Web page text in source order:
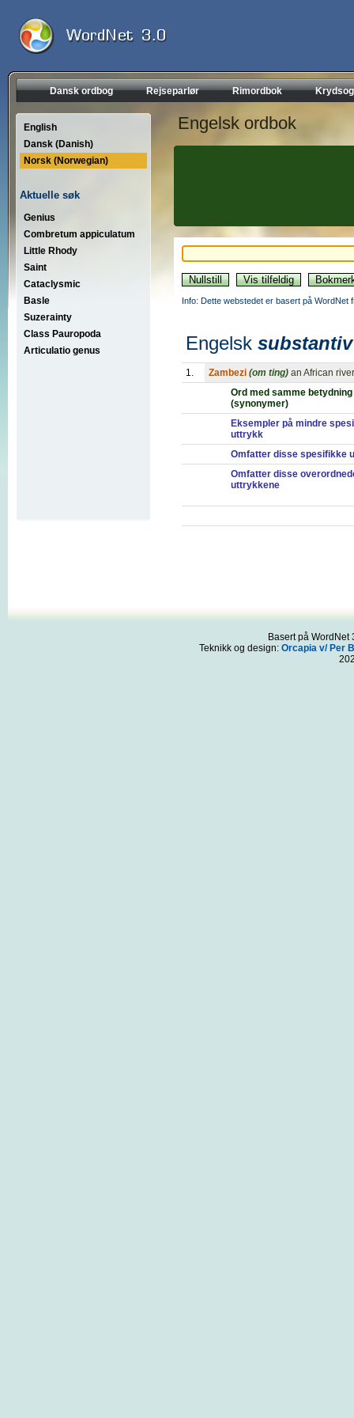
Dansk ordbog Rejseparlør Rimordbok
English
Dansk (Danish)
Norsk (Norwegian)
Aktuelle søk
Genius
Combretum appiculatum
Little Rhody
Saint
Cataclysmic
Basle
Suzerainty
Class Pauropoda
Articulatio genus
Engelsk ordbok
Info: Dette webstedet er basert på WordNet
Engelsk substantiv
1. Zambezi (om ting) an African
Ord med samme betydning
(synonymer)
Eksempler på mindre
uttrykk
Omfatter disse spesifikke
Omfatter disse
uttrykkene
Basert på
Teknikk og design: Orcapia v/ Per